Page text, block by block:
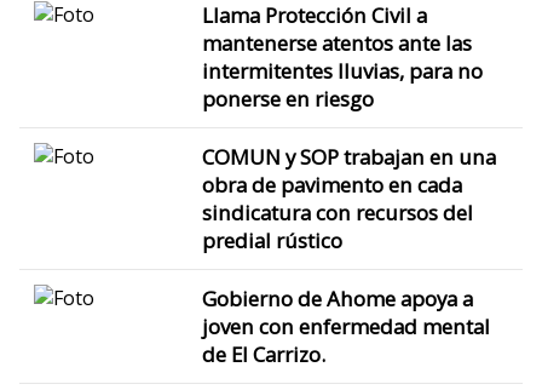
Llama Protección Civil a
mantenerse atentos ante las
intermitentes lluvias, para no
ponerse en riesgo
COMUN y SOP trabajan en una
obra de pavimento en cada
sindicatura con recursos del
predial rústico
Gobierno de Ahome apoya a
joven con enfermedad mental
de El Carrizo.